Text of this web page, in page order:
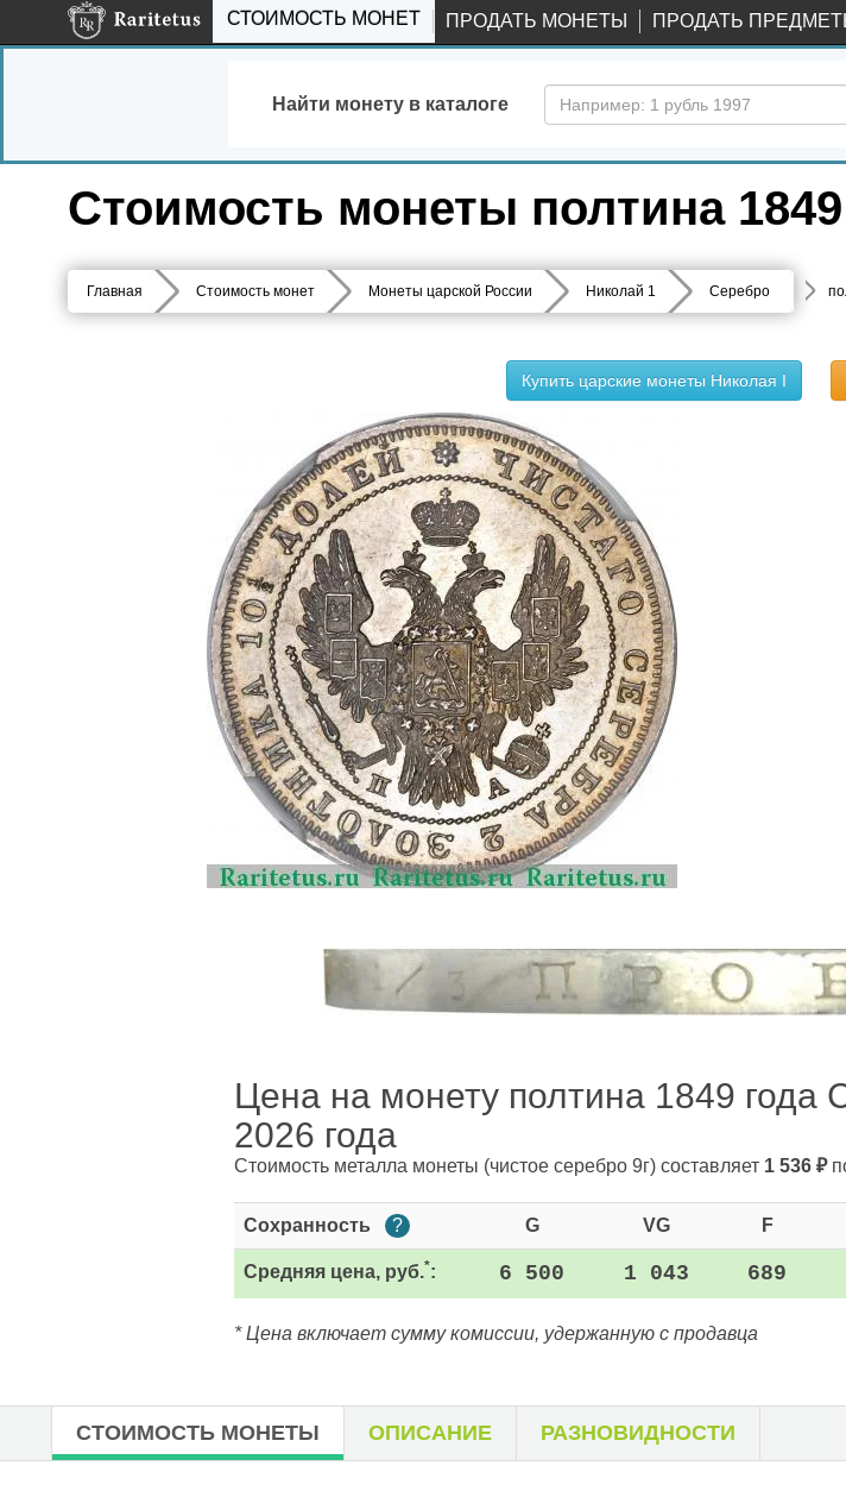
СТОИМОСТЬ МОНЕТ ПРОДАТЬ МОНЕТЫ ПРОДАТЬ
Найти монету в каталоге
Стоимость монеты полтина
Главная Стоимость монет Монеты царской России Николай 1 Серебро
Купить царские монеты Николая I
Цена на монету полтина 1849 года
2026 года
Стоимость металла монеты (чистое серебро 9г) составляет 1 536 ₽
Сохранность ? G VG F
Средняя цена, руб.*: 6 500 1 043 689
* Цена включает сумму комиссии, удержанную с продавца
СТОИМОСТЬ МОНЕТЫ ОПИСАНИЕ РАЗНОВИДНОСТИ